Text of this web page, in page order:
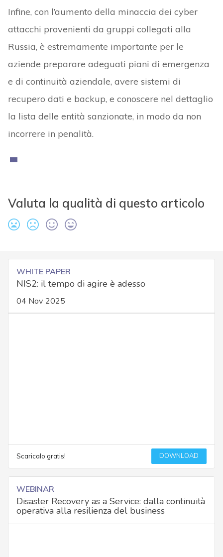
Infine, con l’aumento della minaccia dei cyber
attacchi provenienti da gruppi collegati alla
Russia, è estremamente importante per le
aziende preparare adeguati piani di emergenza
e di continuità aziendale, avere sistemi di
recupero dati e backup, e conoscere nel dettaglio
la lista delle entità sanzionate, in modo da non
incorrere in penalità.
Valuta la qualità di questo articolo
WHITE PAPER
NIS2: il tempo di agire è adesso
04 Nov 2025
Scaricalo gratis! DOWNLOAD
WEBINAR
Disaster Recovery as a Service: dalla continuità
operativa alla resilienza del business